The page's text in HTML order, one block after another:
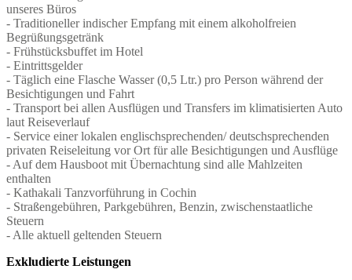
unseres Büros
- Traditioneller indischer Empfang mit einem alkoholfreien
Begrüßungsgetränk
- Frühstücksbuffet im Hotel
- Eintrittsgelder
- Täglich eine Flasche Wasser (0,5 Ltr.) pro Person während der
Besichtigungen und Fahrt
- Transport bei allen Ausflügen und Transfers im klimatisierten Auto
laut Reiseverlauf
- Service einer lokalen englischsprechenden/ deutschsprechenden
privaten Reiseleitung vor Ort für alle Besichtigungen und Ausflüge
- Auf dem Hausboot mit Übernachtung sind alle Mahlzeiten
enthalten
- Kathakali Tanzvorführung in Cochin
- Straßengebühren, Parkgebühren, Benzin, zwischenstaatliche
Steuern
- Alle aktuell geltenden Steuern
Exkludierte Leistungen